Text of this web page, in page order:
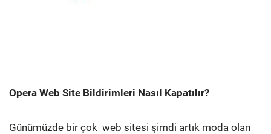
Opera Web Site Bildirimleri Nasıl Kapatılır?
Günümüzde bir çok web sitesi şimdi artık moda olan